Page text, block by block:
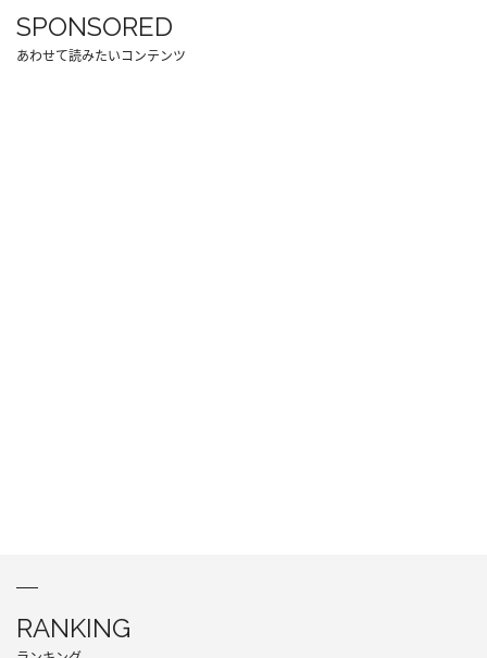
SPONSORED
あわせて読みたいコンテンツ
RANKING